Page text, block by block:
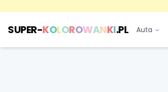
SUPER-KOLOROWANKI.PL Auta